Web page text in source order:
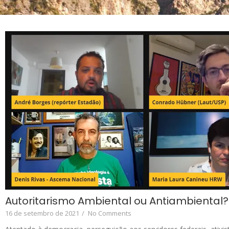
Autoritarismo Ambiental ou Antiambiental?
16 de setembro de 2021 / No Comments